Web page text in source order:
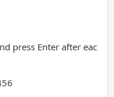
press Enter after eac